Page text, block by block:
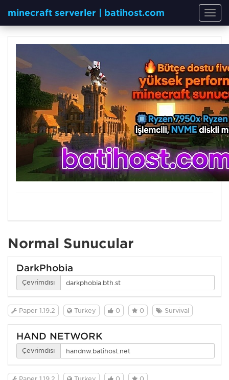
minecraft serverler | batihost.com
Normal Sunucular
DarkPhobia
Çevrimdışı
Paper 1.19.2 Turkey 0 0 Survival
HAND NETWORK
Çevrimdışı